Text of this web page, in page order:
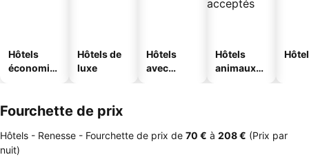
Hôtels
économiq
Hôtels de
luxe
Hôtels
avec
Hôtels
animaux
Fourchette de prix
Hôtels - Renesse - Fourchette de prix de ‎70 € à ‎208 € (Prix par
nuit)